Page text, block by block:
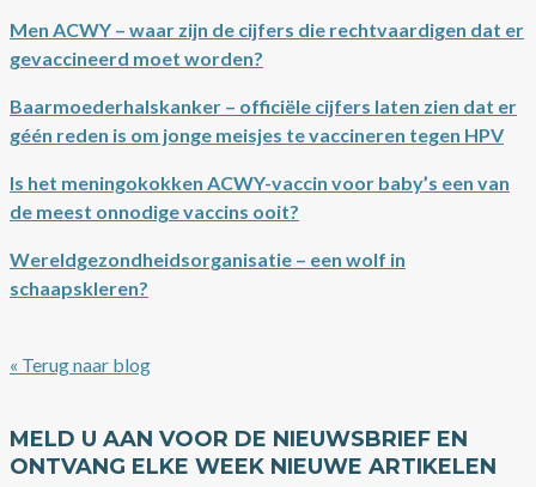
Men ACWY – waar zijn de cijfers die rechtvaardigen dat er
gevaccineerd moet worden?
Baarmoederhalskanker – officiële cijfers laten zien dat er
géén reden is om jonge meisjes te vaccineren tegen HPV
Is het meningokokken ACWY-vaccin voor baby’s een van
de meest onnodige vaccins ooit?
Wereldgezondheidsorganisatie – een wolf in
schaapskleren?
« Terug naar blog
MELD U AAN VOOR DE NIEUWSBRIEF EN
ONTVANG ELKE WEEK NIEUWE ARTIKELEN